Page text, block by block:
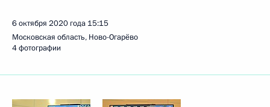
6 октября 2020 года 15:15
Московская область, Ново-Огарёво
4 фотографии